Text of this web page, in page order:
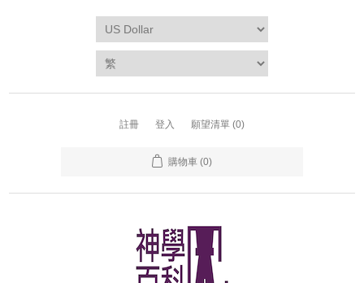
註冊 登入 願望清單 (0)
購物車 (0)